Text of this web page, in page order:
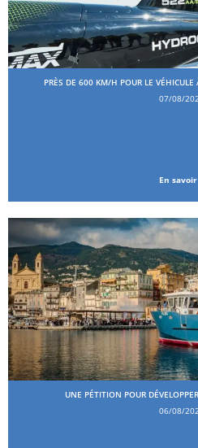
PRÈS DE 600 KM/H POUR LE VÉHICULE
07/08/
En
UNE PÉTITION POUR
06/08/